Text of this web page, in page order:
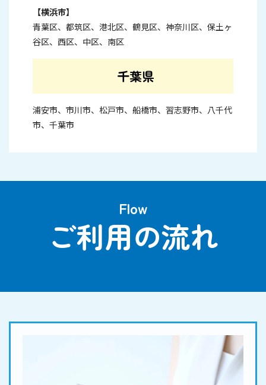
【横浜市】
青葉区、都筑区、港北区、鶴見区、神奈川区、保土ヶ
谷区、西区、中区、南区
千葉県
浦安市、市川市、松戸市、船橋市、習志野市、八千代
市、千葉市
Flow
ご利用の流れ